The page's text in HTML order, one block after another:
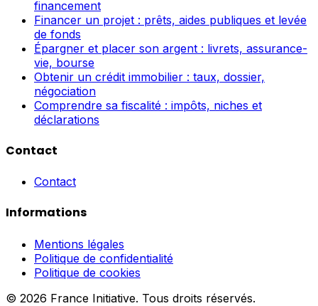
financement
Financer un projet : prêts, aides publiques et levée
de fonds
Épargner et placer son argent : livrets, assurance-
vie, bourse
Obtenir un crédit immobilier : taux, dossier,
négociation
Comprendre sa fiscalité : impôts, niches et
déclarations
Contact
Contact
Informations
Mentions légales
Politique de confidentialité
Politique de cookies
© 2026 France Initiative. Tous droits réservés.